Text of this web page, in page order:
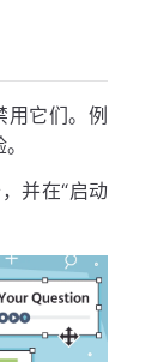
它们。例
并在“启动